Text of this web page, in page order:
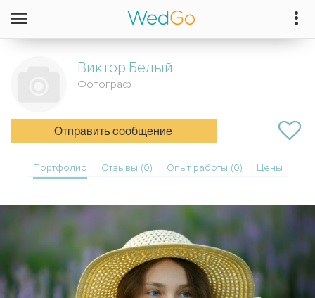
Виктор Белый
Фотограф
Отправить сообщение
Портфолио Отзывы (0) Опыт работы (0) Цены